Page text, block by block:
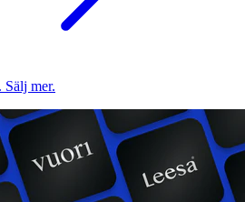
Sälj mer.